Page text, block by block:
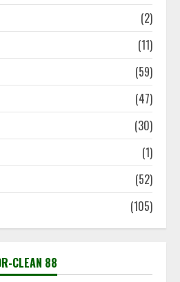
cáo cập nhật tình hình kinh tế
Nam
(2)
(11)
(59)
(47)
(30)
(1)
(52)
(105)
CLEAN 88